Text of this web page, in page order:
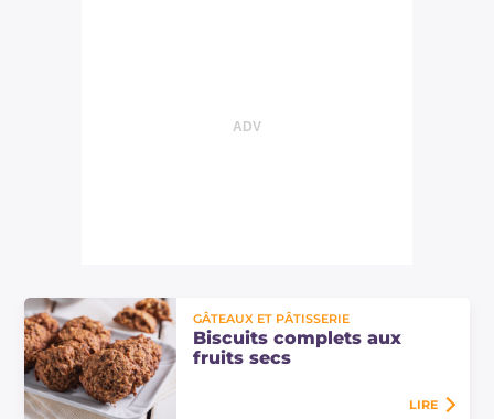
GÂTEAUX ET PÂTISSERIE
Biscuits complets aux
fruits secs
LIRE